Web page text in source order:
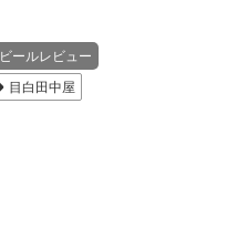
ビールレビュー
目白田中屋